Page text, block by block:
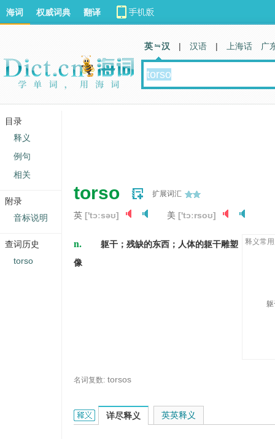
torso 扩展词汇
英 ['tɔːsəʊ] 美 ['tɔːrsoʊ]
n.
躯干；残缺的东西；人体的躯干雕塑
像
释义常
名词复数: torsos
torso的英文翻译是什么意思，词典释义与在线翻译
详尽释义 英英释义
海词 权威词典 翻译
英 汉 | 汉语 | 上海话 广
目录
释义
例句
相关
附录
音标说明
查词历史
torso